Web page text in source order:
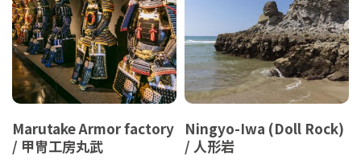
Marutake Armor factory
/ 甲冑工房丸武
Ningyo-Iwa (Doll Rock)
/ 人形岩